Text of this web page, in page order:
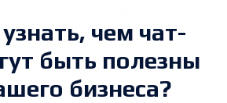
чем чат-
быть полезны
бизнеса?